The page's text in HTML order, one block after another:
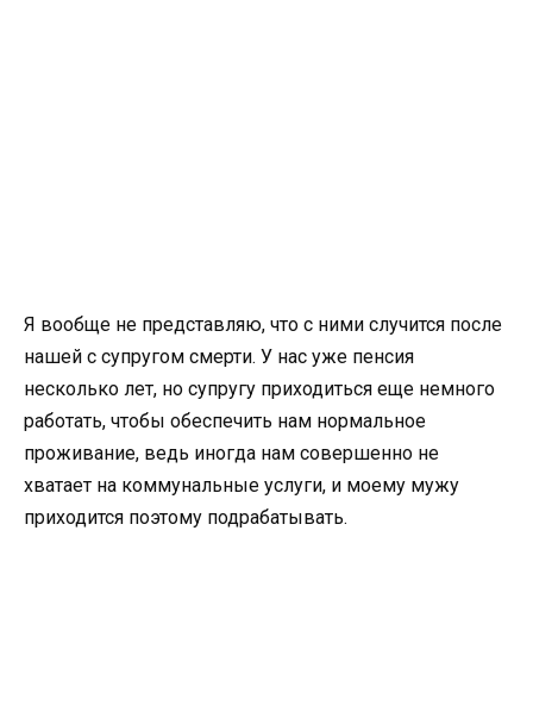
Я вообще не представляю, что с ними случится после
нашей с супругом смерти. У нас уже пенсия
несколько лет, но супругу приходиться еще немного
работать, чтобы обеспечить нам нормальное
проживание, ведь иногда нам совершенно не
хватает на коммунальные услуги, и моему мужу
приходится поэтому подрабатывать.